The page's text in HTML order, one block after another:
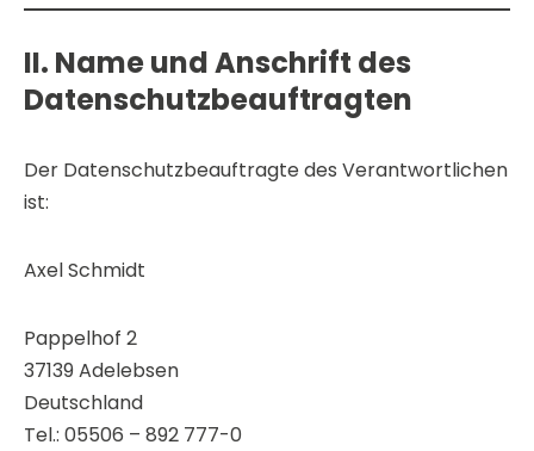
II. Name und Anschrift des
Datenschutzbeauftragten
Der Datenschutzbeauftragte des Verantwortlichen
ist:
Axel Schmidt
Pappelhof 2
37139 Adelebsen
Deutschland
Tel.: 05506 – 892 777-0